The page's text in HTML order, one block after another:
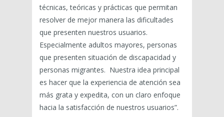
técnicas, teóricas y prácticas que permitan
resolver de mejor manera las dificultades
que presenten nuestros usuarios.
Especialmente adultos mayores, personas
que presenten situación de discapacidad y
personas migrantes. Nuestra idea principal
es hacer que la experiencia de atención sea
más grata y expedita, con un claro enfoque
hacia la satisfacción de nuestros usuarios”.